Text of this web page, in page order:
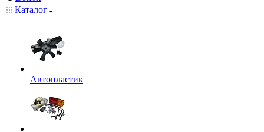
Каталог
Автопластик